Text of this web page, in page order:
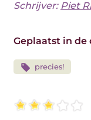
Schrijver: Piet
Geplaatst in de
precies!